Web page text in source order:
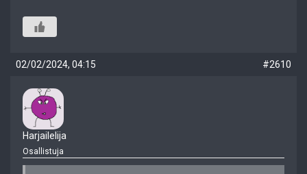
02/02/2024, 04:15 #2610
Harjailelija
Osallistuja